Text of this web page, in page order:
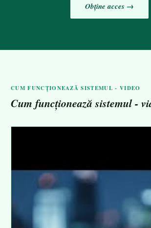
Obține acces →
CUM FUNCȚIONEAZĂ SISTEMUL - VIDEO
Cum funcționează sistemul -